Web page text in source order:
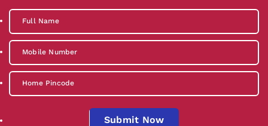
Submit Now